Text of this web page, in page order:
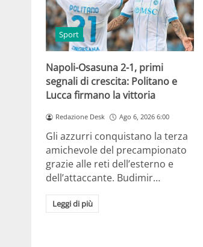
Sport
Napoli-Osasuna 2-1, primi
segnali di crescita: Politano e
Lucca firmano la vittoria
Redazione Desk Ago 6, 2026 6:00
Gli azzurri conquistano la terza
amichevole del precampionato
grazie alle reti dell’esterno e
dell’attaccante. Budimir…
Leggi di più